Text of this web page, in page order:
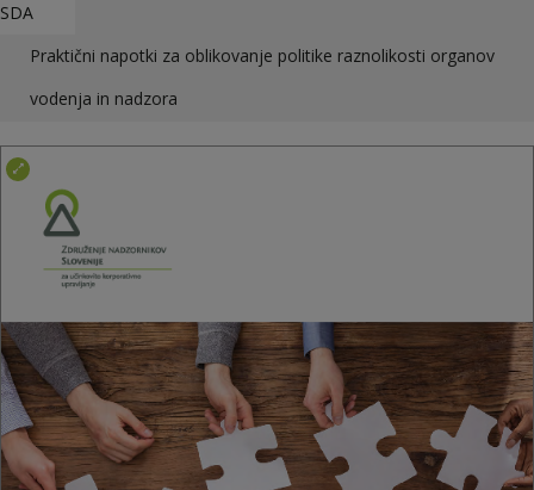
SDA
Praktični napotki za oblikovanje politike raznolikosti organov
vodenja in nadzora